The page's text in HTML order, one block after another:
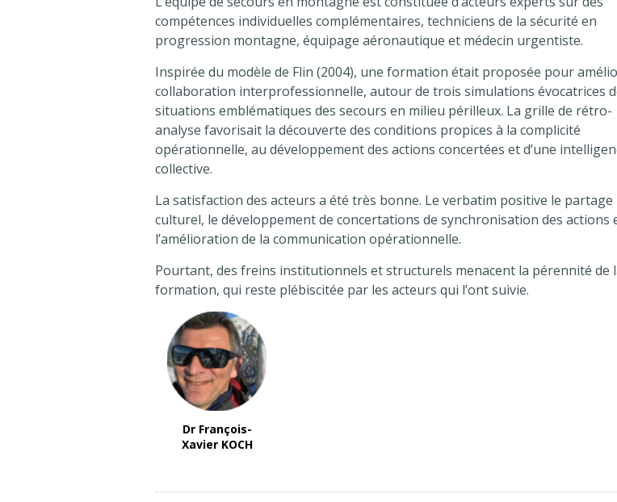
compétences individuelles complémentaires, techniciens de la sécurité en
progression montagne, équipage aéronautique et médecin urgentiste.
Inspirée du modèle de Flin (2004), une formation était proposée pour
collaboration interprofessionnelle, autour de trois simulations évocatrices
situations emblématiques des secours en milieu périlleux. La grille de rétro-
analyse favorisait la découverte des conditions propices à la complicité
opérationnelle, au développement des actions concertées et d’une
collective.
La satisfaction des acteurs a été très bonne. Le verbatim positive le partage
culturel, le développement de concertations de synchronisation des actions
l’amélioration de la communication opérationnelle.
Pourtant, des freins institutionnels et structurels menacent la pérennité de
formation, qui reste plébiscitée par les acteurs qui l’ont suivie.
Dr François-
Xavier KOCH